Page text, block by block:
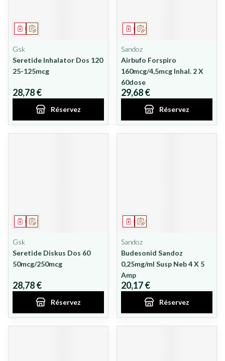
Sur prescription
Médicament
Gsk
Seretide Inhalator Dos 120
25-125mcg
28,78 €
Réservez
Sur prescription
Médicament
Sandoz
Airbufo Forspiro
160mcg/4,5mcg Inhal. 2 X
60dose
29,68 €
Réservez
Sur prescription
Médicament
Gsk
Seretide Diskus Dos 60
50mcg/250mcg
28,78 €
Réservez
Sur prescription
Médicament
Sandoz
Budesonid Sandoz
0,25mg/ml Susp Neb 4 X 5
Amp
20,17 €
Réservez